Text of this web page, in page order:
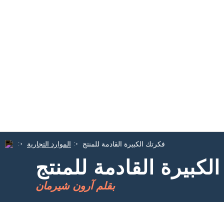
الموارد التجارية فكرتك الكبيرة القادمة للمنتج
القادمة للمنتج
بقلم آرون شيرمان